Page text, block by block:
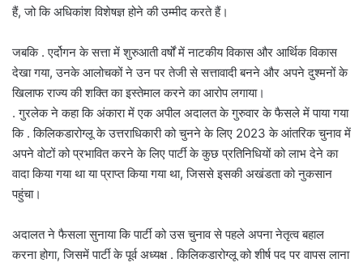
हैं, जो कि अधिकांश विशेषज्ञ होने की उम्मीद करते हैं।
जबकि . एर्दोगन के सत्ता में शुरुआती वर्षों में नाटकीय विकास और आर्थिक विकास
देखा गया, उनके आलोचकों ने उन पर तेजी से सत्तावादी बनने और अपने दुश्मनों के
खिलाफ राज्य की शक्ति का इस्तेमाल करने का आरोप लगाया।
. गुरलेक ने कहा कि अंकारा में एक अपील अदालत के गुरुवार के फैसले में पाया गया
कि . किलिकडारोग्लू के उत्तराधिकारी को चुनने के लिए 2023 के आंतरिक चुनाव में
अपने वोटों को प्रभावित करने के लिए पार्टी के कुछ प्रतिनिधियों को लाभ देने का
वादा किया गया था या प्राप्त किया गया था, जिससे इसकी अखंडता को नुकसान
पहुंचा।
अदालत ने फैसला सुनाया कि पार्टी को उस चुनाव से पहले अपना नेतृत्व बहाल
करना होगा, जिसमें पार्टी के पूर्व अध्यक्ष . किलिकडारोग्लू को शीर्ष पद पर वापस लाना